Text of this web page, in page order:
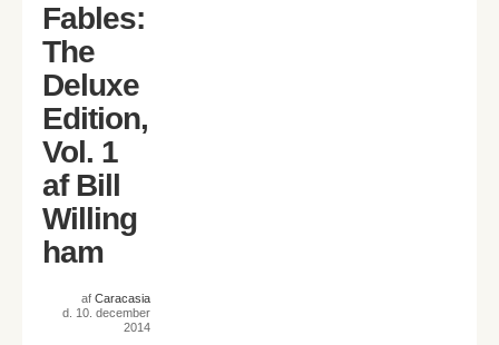
Fables:
The
Deluxe
Edition,
Vol. 1
af Bill
Willing
ham
af Caracasia
d. 10. december
2014